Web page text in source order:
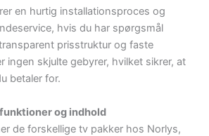
en hurtig installationsproces og
hvis du har spørgsmål
prisstruktur og faste
ingen skjulte gebyrer, hvilket sikrer, at
betaler for.
og indhold
de forskellige tv pakker hos Norlys,